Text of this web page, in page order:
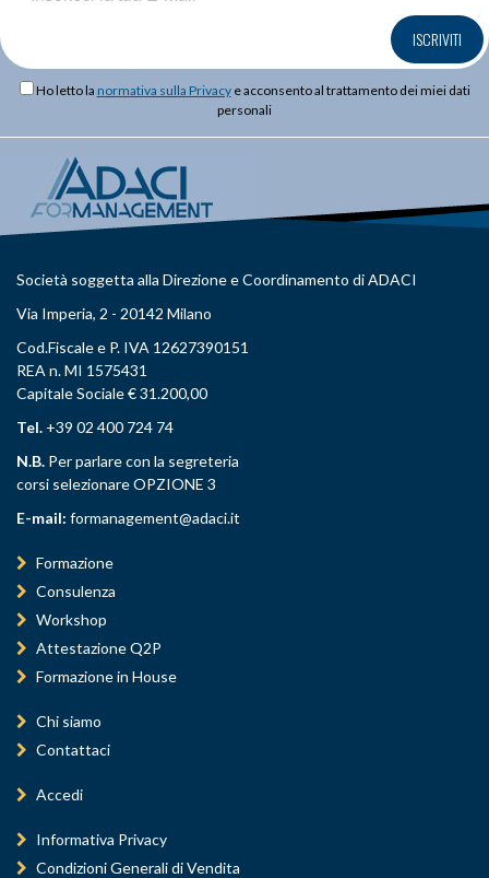
ISCRIVITI
Ho letto la normativa sulla Privacye acconsento al trattamento dei miei dati
personali
Società soggetta alla Direzione e Coordinamento di ADACI
Via Imperia, 2 - 20142 Milano
Cod.Fiscale e P. IVA 12627390151
REA n. MI 1575431
Capitale Sociale € 31.200,00
Tel. +39 02 400 724 74
N.B. Per parlare con la segreteria
corsi selezionare OPZIONE 3
E-mail: formanagement@adaci.it
Formazione
Consulenza
Workshop
Attestazione Q2P
Formazione in House
Chi siamo
Contattaci
Accedi
Informativa Privacy
Condizioni Generali di Vendita